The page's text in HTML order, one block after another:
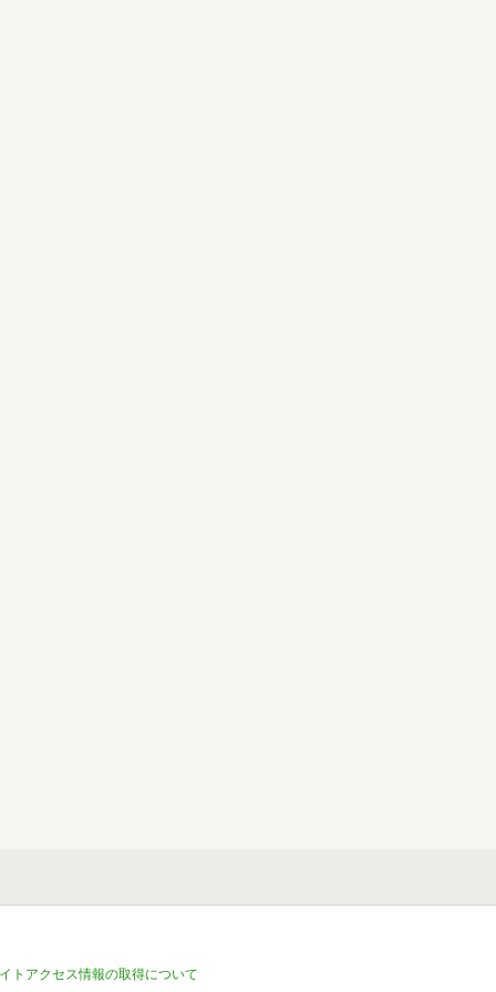
トアクセス情報の取得について